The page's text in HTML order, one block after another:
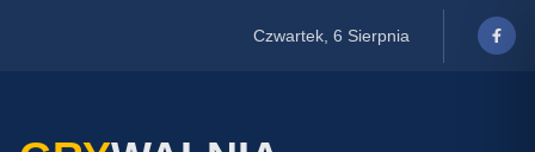
Czwartek, 6 Sierpnia